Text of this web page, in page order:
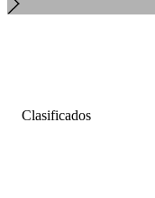
Clasificados